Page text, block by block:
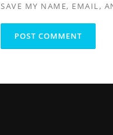
SAVE MY NAME, EMAIL,